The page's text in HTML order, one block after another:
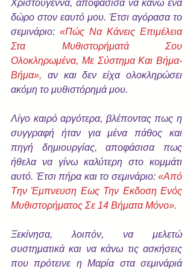
Χριστούγεννα, αποφάσισα να κάνω ένα
δώρο στον εαυτό μου. Έτσι αγόρασα το
σεμινάριο: «Πώς Να Κάνεις Επιμέλεια
Στα Μυθιστορήματά Σου
Ολοκληρωμένα, Με Σύστημα Και Βήμα-
Βήμα», αν και δεν είχα ολοκληρώσει
ακόμη το μυθιστόρημά μου.
Λίγο καιρό αργότερα, βλέποντας πως η
συγγραφή ήταν για μένα πάθος και
πηγή δημιουργίας, αποφάσισα πως
ήθελα να γίνω καλύτερη στο κομμάτι
αυτό. Έτσι πήρα και το σεμινάριο: «Από
Tην Έμπνευση Εως Την Εκδοση Ενός
Μυθιστορήματος Σε 14 Βήματα Μόνο».
Ξεκίνησα, λοιπόν, να μελετώ
συστηματικά και να κάνω τις ασκήσεις
που πρότεινε η Μαρία στα σεμινάριά